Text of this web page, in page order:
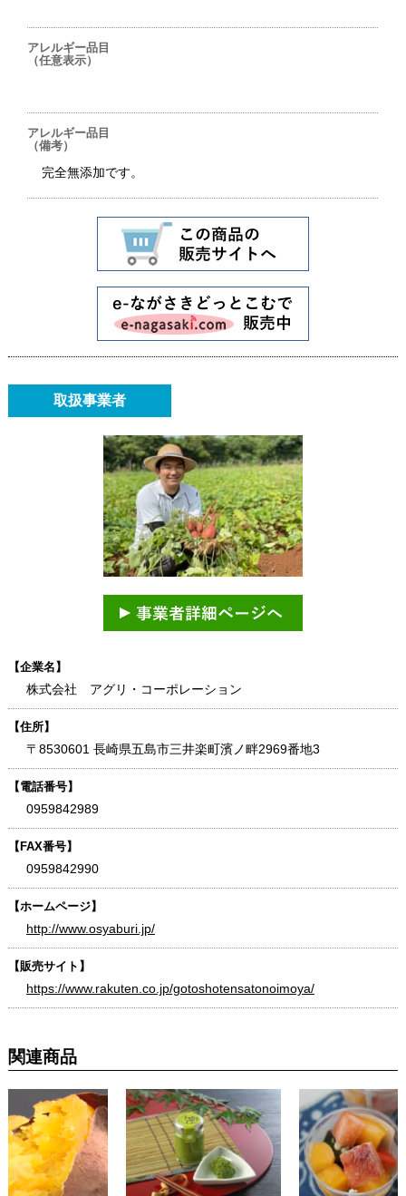
アレルギー品目
（任意表示）
アレルギー品目
（備考）
完全無添加です。
取扱事業者
【企業名】
株式会社 アグリ・コーポレーション
【住所】
〒8530601 長崎県五島市三井楽町濱ノ畔2969番地3
【電話番号】
0959842989
【FAX番号】
0959842990
【ホームページ】
http://www.osyaburi.jp/
【販売サイト】
https://www.rakuten.co.jp/gotoshotensatonoimoya/
関連商品